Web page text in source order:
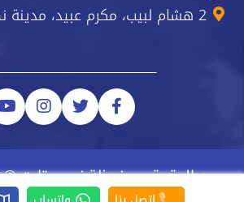
2 هشام لبيب، مكرم عبيد، مدينة نصر